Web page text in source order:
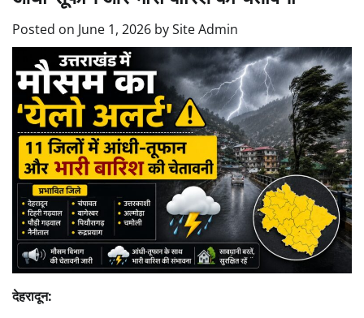
Posted on June 1, 2026 bySite Admin
देहरादून: